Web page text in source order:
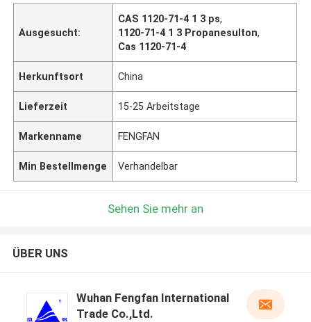
Ausgesucht:
CAS 1120-71-4 1 3 ps,
1120-71-4 1 3 Propanesulton,
Cas 1120-71-4
Herkunftsort China
Lieferzeit 15-25 Arbeitstage
Markenname FENGFAN
Min Bestellmenge Verhandelbar
Sehen Sie mehr an
ÜBER UNS
Wuhan Fengfan International
Trade Co.,Ltd.